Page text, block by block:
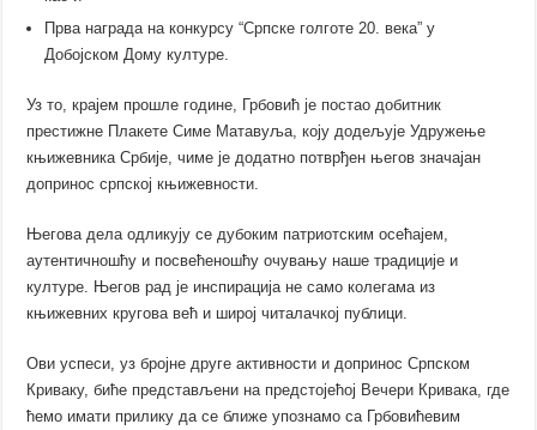
Прва награда на конкурсу “Српске голготе 20. века” у
Добојском Дому културе.
Уз то, крајем прошле године, Грбовић је постао добитник
престижне Плакете Симе Матавуља, коју додељује Удружење
књижевника Србије, чиме је додатно потврђен његов значајан
допринос српској књижевности.
Његова дела одликују се дубоким патриотским осећајем,
аутентичношћу и посвећеношћу очувању наше традиције и
културе. Његов рад је инспирација не само колегама из
књижевних кругова већ и широј читалачкој публици.
Ови успеси, уз бројне друге активности и допринос Српском
Криваку, биће представљени на предстојећој Вечери Кривака, где
ћемо имати прилику да се ближе упознамо са Грбовићевим